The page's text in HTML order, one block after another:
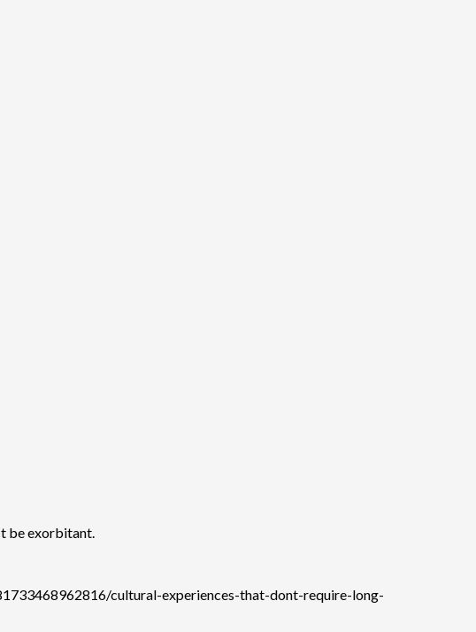
be exorbitant.
cultural-experiences-that-dont-require-long-